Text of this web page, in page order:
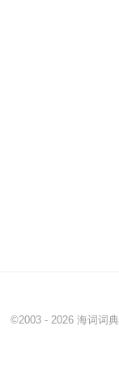
©2003 - 2026 海词词典